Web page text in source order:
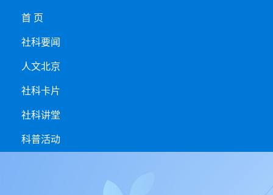
首 页
社科要闻
人文北京
社科卡片
社科讲堂
科普活动